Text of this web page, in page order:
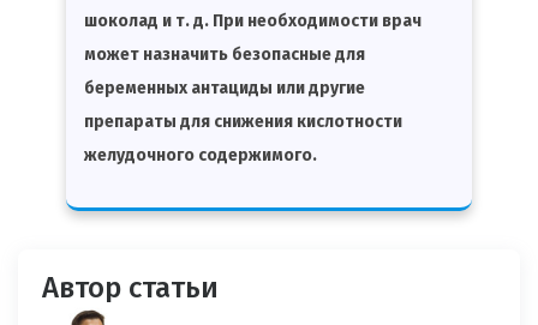
шоколад и т. д. При необходимости врач
может назначить безопасные для
беременных антациды или другие
препараты для снижения кислотности
желудочного содержимого.
Автор статьи